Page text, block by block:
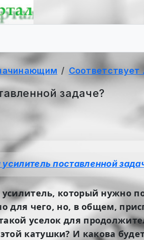
Соответствует
задаче?
усилитель поставленной
который нужно
для чего, но, в общем,
уселок для
катушки? И какова